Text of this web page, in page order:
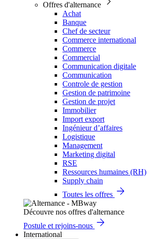
Offres d'alternance
Achat
Banque
Chef de secteur
Commerce international
Commerce
Commercial
Communication digitale
Communication
Controle de gestion
Gestion de patrimoine
Gestion de projet
Immobilier
Import export
Ingénieur d’affaires
Logistique
Management
Marketing digital
RSE
Ressources humaines (RH)
Supply chain
Toutes les offres
Découvre nos offres d'alternance
Postule et rejoins-nous
International